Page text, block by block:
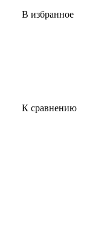
В избранное
К сравнению